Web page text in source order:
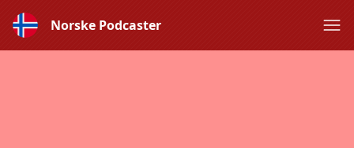
Norske Podcaster